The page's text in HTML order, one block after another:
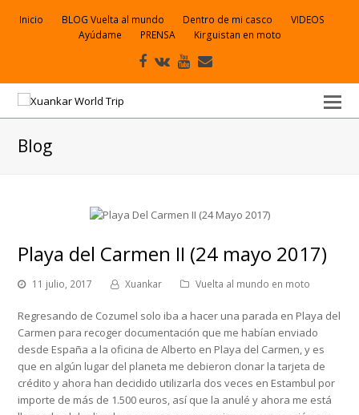
Inicio BLOG Vuelta al mundo Dentro de mi casco
VIDEOS
Ayúdame
PRENSA Kirguistan en moto
Facebook
VK Youtube
electrónico
Blog
Playa del Carmen II (24 mayo 2017)
11 julio, 2017 Xuankar Vuelta al mundo en moto
Regresando de Cozumel solo iba a hacer una parada en Playa del
Carmen para recoger documentación que me habían enviado
desde España a la oficina de Alberto en Playa del Carmen, y es
que en algún lugar del planeta me debieron clonar la tarjeta de
crédito y ahora han decidido utilizarla dos veces en Estambul por
importe de más de 1.500 euros, así que la anulé y ahora me está